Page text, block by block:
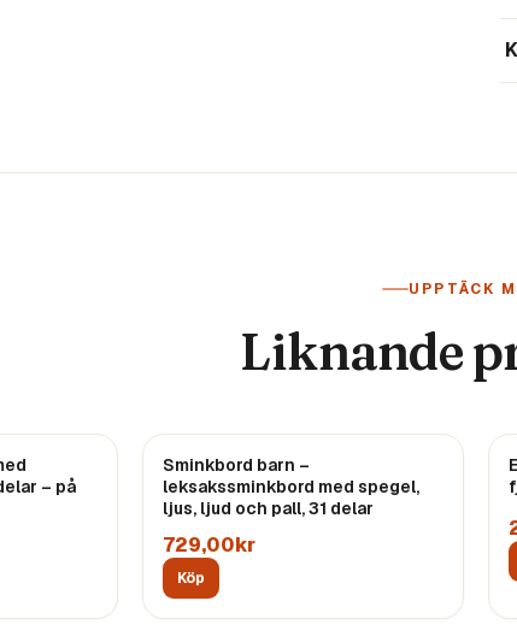
UPPTÄCK
Liknande
– på
Sminkbord barn –
leksakssminkbord med spegel,
ljus, ljud och pall, 31 delar
729,00kr
Köp